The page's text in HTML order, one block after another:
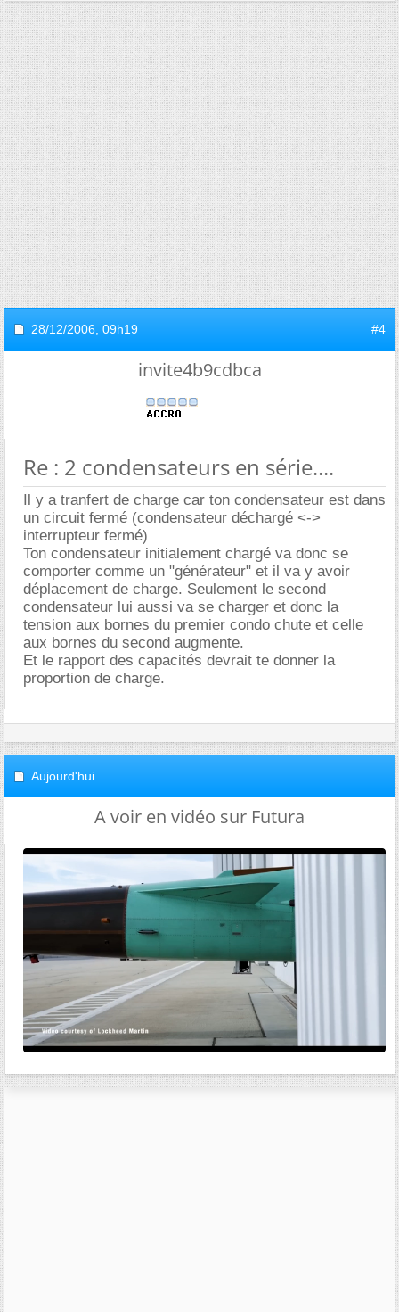
28/12/2006, 09h19 #4
invite4b9cdbca
Re : 2 condensateurs en série....
Il y a tranfert de charge car ton condensateur est dans
un circuit fermé (condensateur déchargé <->
interrupteur fermé)
Ton condensateur initialement chargé va donc se
comporter comme un "générateur" et il va y avoir
déplacement de charge. Seulement le second
condensateur lui aussi va se charger et donc la
tension aux bornes du premier condo chute et celle
aux bornes du second augmente.
Et le rapport des capacités devrait te donner la
proportion de charge.
Aujourd'hui
A voir en vidéo sur Futura